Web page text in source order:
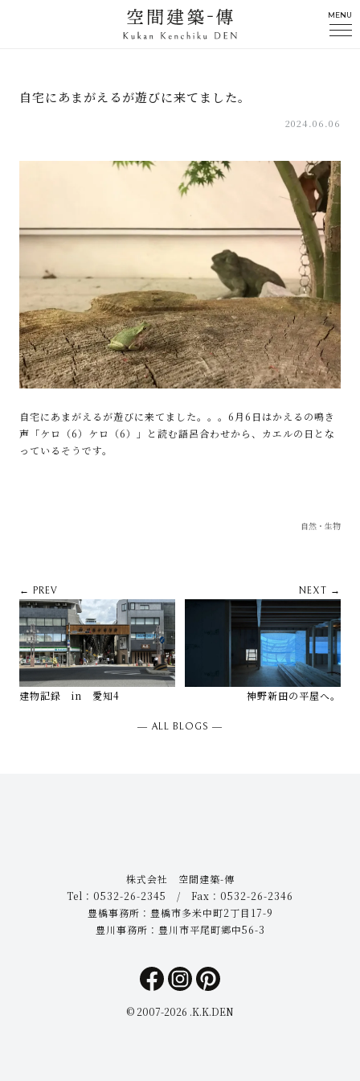
MENU
自宅にあまがえるが遊びに来てました。
2024.06.06
自宅にあまがえるが遊びに来てました。。。6月6日はかえるの鳴き
声「ケロ（6）ケロ（6）」と読む語呂合わせから、カエルの日とな
っているそうです。
自然・生物
← PREV
建物記録 in 愛知4
NEXT →
神野新田の平屋へ。
― ALL BLOGS ―
株式会社 空間建築-傳
Tel：0532-26-2345 / Fax：0532-26-2346
豊橋事務所：豊橋市多米中町2丁目17-9
豊川事務所：豊川市平尾町郷中56-3
© 2007-2026 .K.K.DEN